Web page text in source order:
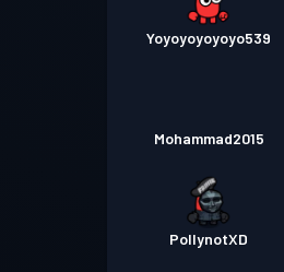
Yoyoyoyoyoyo539
Mohammad2015
PollynotXD